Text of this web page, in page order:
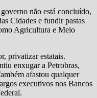
não está concluído,
Cidades e fundir pastas
Agricultura e Meio
privatizar estatais.
enxugar a Petrobras,
afastou qualquer
executivos nos Bancos